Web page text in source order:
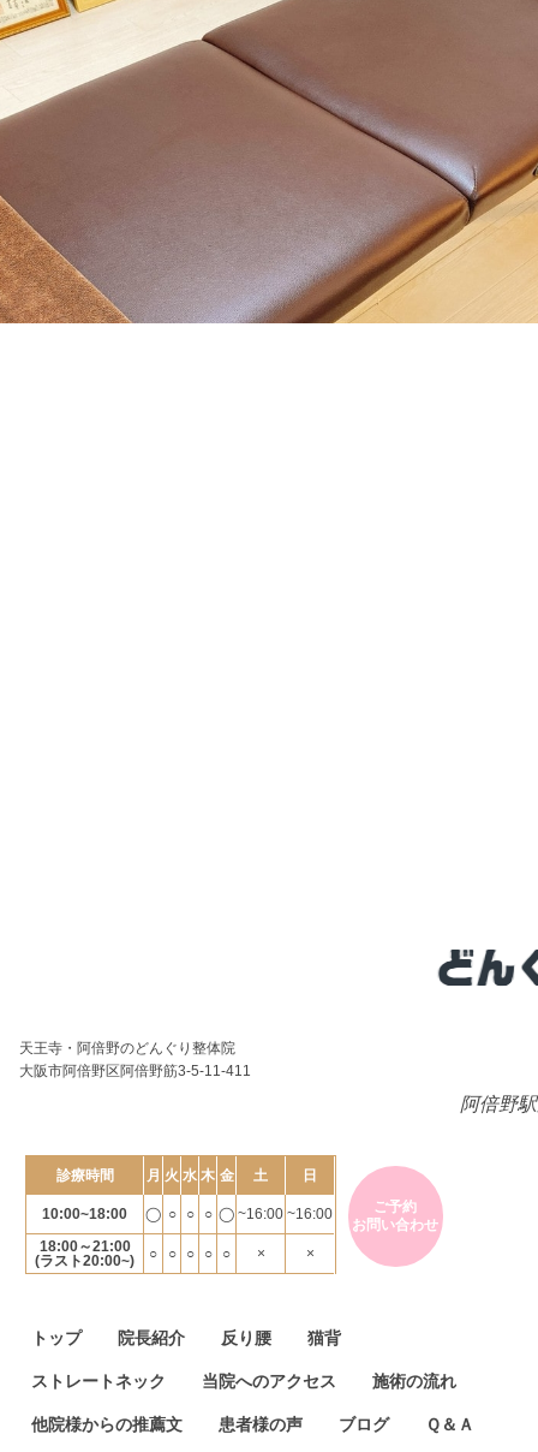
天王寺・阿倍野のどんぐり整体院
大阪市阿倍野区阿倍野筋3-5-11-411
阿倍野
診療時間 月 火 水 木 金 土 日
10:00~18:00 ◯ ○ ○ ○ ◯ ~16:00 ~16:00
18:00～21:00
(ラスト20:00~)
○ ○ ○ ○ ○ × ×
ご予約
お問い合わせ
トップ 院長紹介 反り腰 猫背
ストレートネック 当院へのアクセス 施術の流れ
他院様からの推薦文 患者様の声 ブログ Ｑ＆Ａ